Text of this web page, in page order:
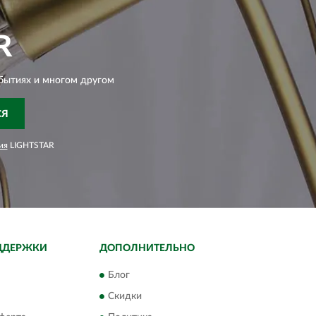
и многом другом
LIGHTSTAR
ДОПОЛНИТЕЛЬНО
Блог
Скидки